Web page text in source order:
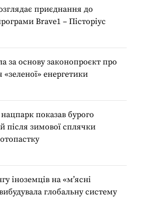
приєднання до
Brave1 – Пісторіус
за основу законопроєкт про
енергетики
показав бурого
після зимової сплячки
іноземців на «мʼясні
глобальну систему